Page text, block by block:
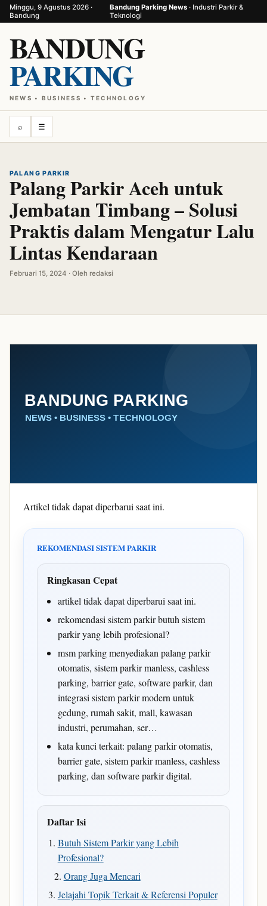
Minggu, 9 Agustus 2026 ·
Bandung
Bandung Parking News · Industri Parkir &
Teknologi
BANDUNG
PARKING
NEWS • BUSINESS • TECHNOLOGY
⌕ ☰
PALANG PARKIR
Palang Parkir Aceh untuk
Jembatan Timbang – Solusi
Praktis dalam Mengatur Lalu
Lintas Kendaraan
Februari 15, 2024 · Oleh redaksi
Artikel tidak dapat diperbarui saat ini.
REKOMENDASI SISTEM PARKIR
Ringkasan Cepat
artikel tidak dapat diperbarui saat ini.
rekomendasi sistem parkir butuh sistem
parkir yang lebih profesional?
msm parking menyediakan palang parkir
otomatis, sistem parkir manless, cashless
parking, barrier gate, software parkir, dan
integrasi sistem parkir modern untuk
gedung, rumah sakit, mall, kawasan
industri, perumahan, ser…
kata kunci terkait: palang parkir otomatis,
barrier gate, sistem parkir manless, cashless
parking, dan software parkir digital.
Daftar Isi
Butuh Sistem Parkir yang Lebih
Profesional?
Orang Juga Mencari
Jelajahi Topik Terkait & Referensi Populer